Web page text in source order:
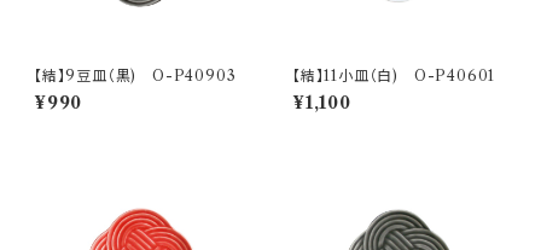
【結】9豆皿（黒) O-P40903
¥990
【結】11小皿（白) O-P40601
¥1,100